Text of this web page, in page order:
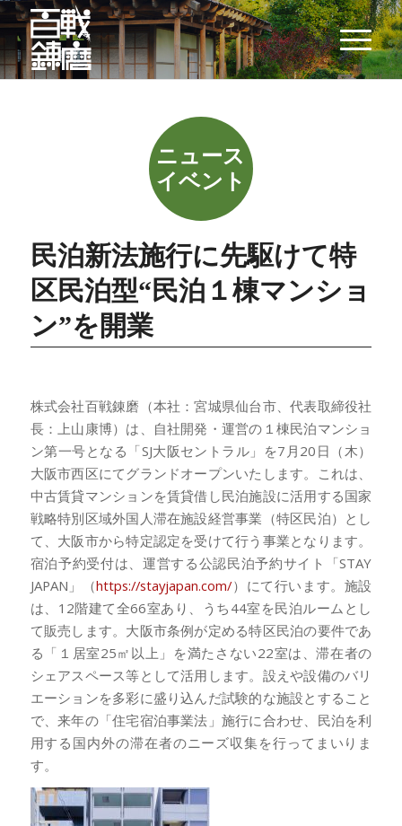
民泊新法施行に先駆けて特
区民泊型“民泊１棟マンショ
ン”を開業
株式会社百戦錬磨（本社：宮城県仙台市、代表取締役社
長：上山康博）は、自社開発・運営の１棟民泊マンショ
ン第一号となる「SJ大阪セントラル」を7月20日（木）
大阪市西区にてグランドオープンいたします。これは、
中古賃貸マンションを賃貸借し民泊施設に活用する国家
戦略特別区域外国人滞在施設経営事業（特区民泊）とし
て、大阪市から特定認定を受けて行う事業となります。
宿泊予約受付は、運営する公認民泊予約サイト「STAY
JAPAN」（https://stayjapan.com/）にて行います。施設
は、12階建て全66室あり、うち44室を民泊ルームとし
て販売します。大阪市条例が定める特区民泊の要件であ
る「１居室25㎡以上」を満たさない22室は、滞在者の
シェアスペース等として活用します。設えや設備のバリ
エーションを多彩に盛り込んだ試験的な施設とすること
で、来年の「住宅宿泊事業法」施行に合わせ、民泊を利
用する国内外の滞在者のニーズ収集を行ってまいりま
す。